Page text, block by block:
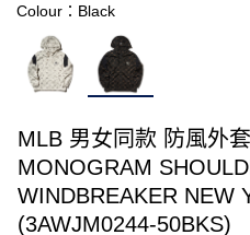
Colour：Black
MLB 男女同款 防風外
MONOGRAM
WINDBREAKER NEW
(3AWJM0244-50BKS)